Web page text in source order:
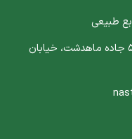
طبیعی
آدرس : استان البرز، کرج، کیلومتر 5 جاده ماهدشت، خیابان